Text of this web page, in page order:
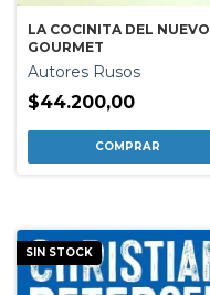
LA COCINITA DEL NUEVO
GOURMET
Autores Rusos
$44.200,00
SIN STOCK